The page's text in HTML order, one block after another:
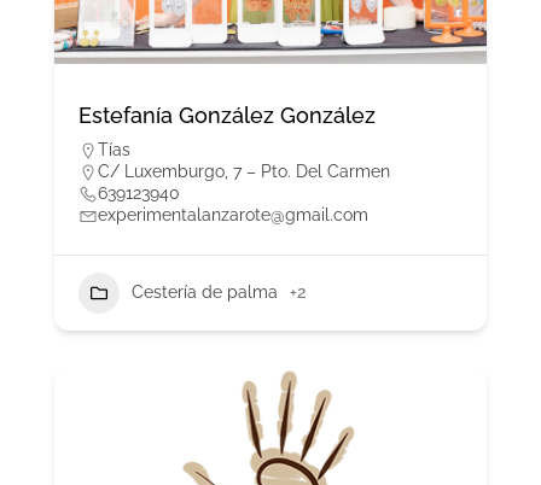
Estefanía González González
Tías
C/ Luxemburgo, 7 – Pto. Del Carmen
639123940
experimentalanzarote@gmail.com
Cestería de palma +2